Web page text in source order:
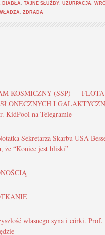
DIABŁA TAJNE SŁUŻBY UZURPACJA
ZDRADA
KOSMICZNY (SSP) — FLOTA
I
na Telegramie
Sekretarza Skarbu USA
że “Koniec jest bliski”
własnego syna i córki.